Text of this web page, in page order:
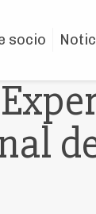
socio